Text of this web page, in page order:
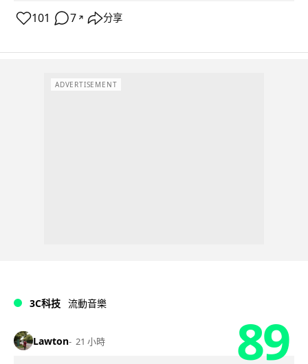
101 7 ↗ 分享
ADVERTISEMENT
3C科技 流動音樂
Lawton 21 小時 89